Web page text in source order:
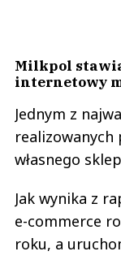
Milkpol
internetowy
Jednym z
realizowanych
własnego
Jak wynika z
e-commerce
roku, a